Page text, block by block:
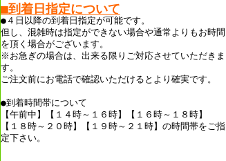
■到着日指定について
●４日以降の到着日指定が可能です。
但し、混雑時は指定ができない場合や通常よりもお時間
を頂く場合がございます。
※お急ぎの場合は、出来る限りご対応させていただきま
す。
ご注文前にお電話で確認いただけるとより確実です。
●到着時間帯について
【午前中】【１４時～１６時】【１６時～１８時】
【１８時～２０時】【１９時～２１時】の時間帯をご指
定下さい。